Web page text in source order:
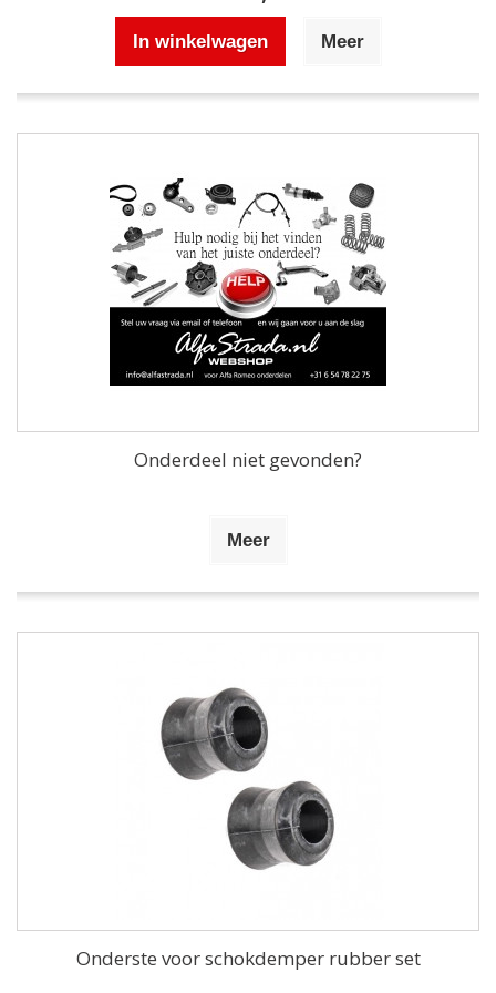
In winkelwagen Meer
Onderdeel niet gevonden?
Meer
Onderste voor schokdemper rubber set